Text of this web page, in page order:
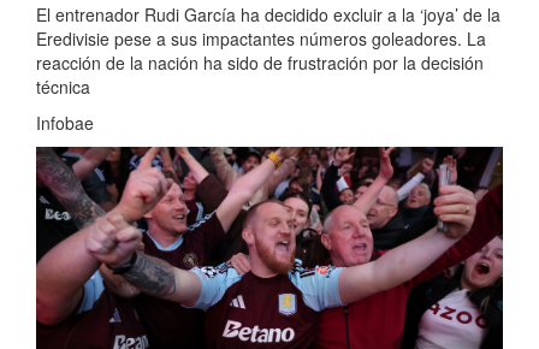
El entrenador Rudi García ha decidido excluir a la ‘joya’ de la
Eredivisie pese a sus impactantes números goleadores. La
reacción de la nación ha sido de frustración por la decisión
técnica
Infobae